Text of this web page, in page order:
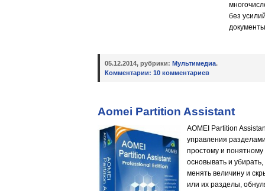
без
05.12.2014, рубрики: Мультимедиа.
Комментарии: 10 комментариев
Aomei Partition Assistant
AOMEI Partition
управления
простому и
основывать и
менять величину и
или их разделы,